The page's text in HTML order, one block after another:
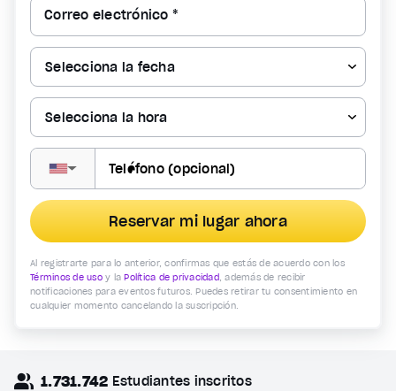
Correo electrónico *
▼
Reservar mi lugar ahora
Al registrarte para lo anterior, confirmas que estás de acuerdo con los
Términos de usoy laPolítica de privacidad, además de recibir
notificaciones para eventos futuros. Puedes retirar tu consentimiento en
cualquier momento cancelando la suscripción.
1.731.742 Estudiantes inscritos